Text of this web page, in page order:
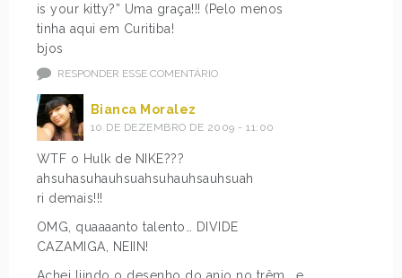
is your kitty?” Uma graça!!! (Pelo menos
tinha aqui em Curitiba!
bjos
RESPONDER ESSE COMENTÁRIO
Bianca Moralez
10 DE DEZEMBRO DE 2009 - 11:00
WTF o Hulk de NIKE???
ahsuhasuhauhsuahsuhauhsauhsuah
ri demais!!!
OMG, quaaaanto talento… DIVIDE
CAZAMIGA, NEIIN!
Achei liindo o desenho do anjo no trêm… e